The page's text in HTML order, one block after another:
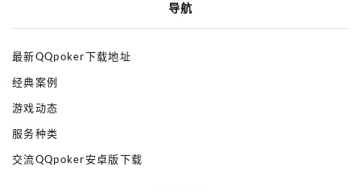
导航
最新QQpoker下载地址
经典案例
游戏动态
服务种类
交流QQpoker安卓版下载